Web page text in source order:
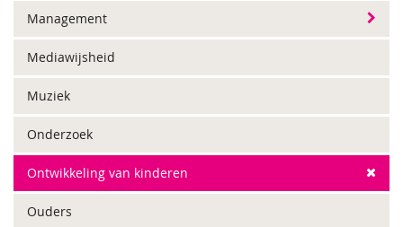
Management
Mediawijsheid
Muziek
Onderzoek
Ontwikkeling van kinderen
Ouders